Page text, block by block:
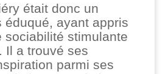
était donc un
éduqué, ayant appris
sociabilité stimulante
Il a trouvé ses
parmi ses